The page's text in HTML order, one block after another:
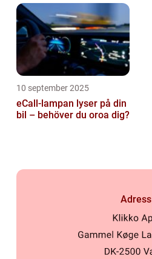
10 september 2025
eCall-lampan lyser på din
bil – behöver du oroa dig?
Adress